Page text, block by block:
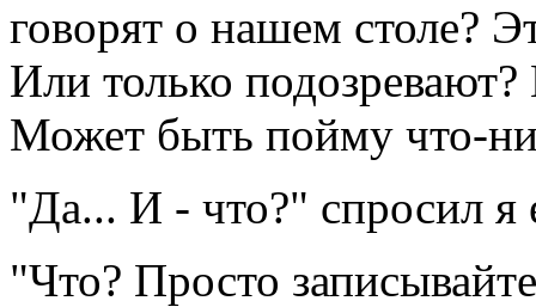
говорят о нашем столе?
Или только
Может быть пойму что-
"Да... И - что?" спросил я
"Что? Просто